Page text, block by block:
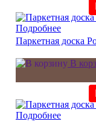
Подробнее
Паркетная доска
В
Подробнее